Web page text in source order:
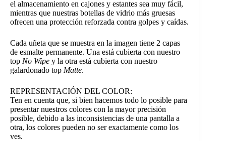
el almacenamiento en cajones y estantes sea muy fácil,
mientras que nuestras botellas de vidrio más gruesas
ofrecen una protección reforzada contra golpes y caídas.
Cada uñeta que se muestra en la imagen tiene 2 capas
de esmalte permanente. Una está cubierta con nuestro
top No Wipe y la otra está cubierta con nuestro
galardonado top Matte.
REPRESENTACIÓN DEL COLOR:
Ten en cuenta que, si bien hacemos todo lo posible para
presentar nuestros colores con la mayor precisión
posible, debido a las inconsistencias de una pantalla a
otra, los colores pueden no ser exactamente como los
ves.